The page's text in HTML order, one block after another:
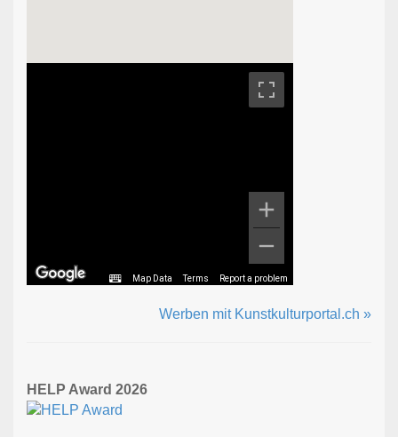
Map Data Terms Report a problem
Werben mit Kunstkulturportal.ch »
HELP Award 2026